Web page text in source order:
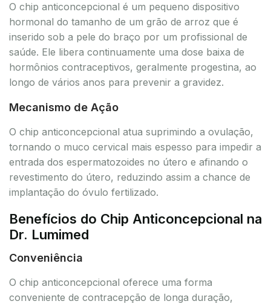
O chip anticoncepcional é um pequeno dispositivo
hormonal do tamanho de um grão de arroz que é
inserido sob a pele do braço por um profissional de
saúde. Ele libera continuamente uma dose baixa de
hormônios contraceptivos, geralmente progestina, ao
longo de vários anos para prevenir a gravidez.
Mecanismo de Ação
O chip anticoncepcional atua suprimindo a ovulação,
tornando o muco cervical mais espesso para impedir a
entrada dos espermatozoides no útero e afinando o
revestimento do útero, reduzindo assim a chance de
implantação do óvulo fertilizado.
Benefícios do Chip Anticoncepcional na
Dr. Lumimed
Conveniência
O chip anticoncepcional oferece uma forma
conveniente de contracepção de longa duração,